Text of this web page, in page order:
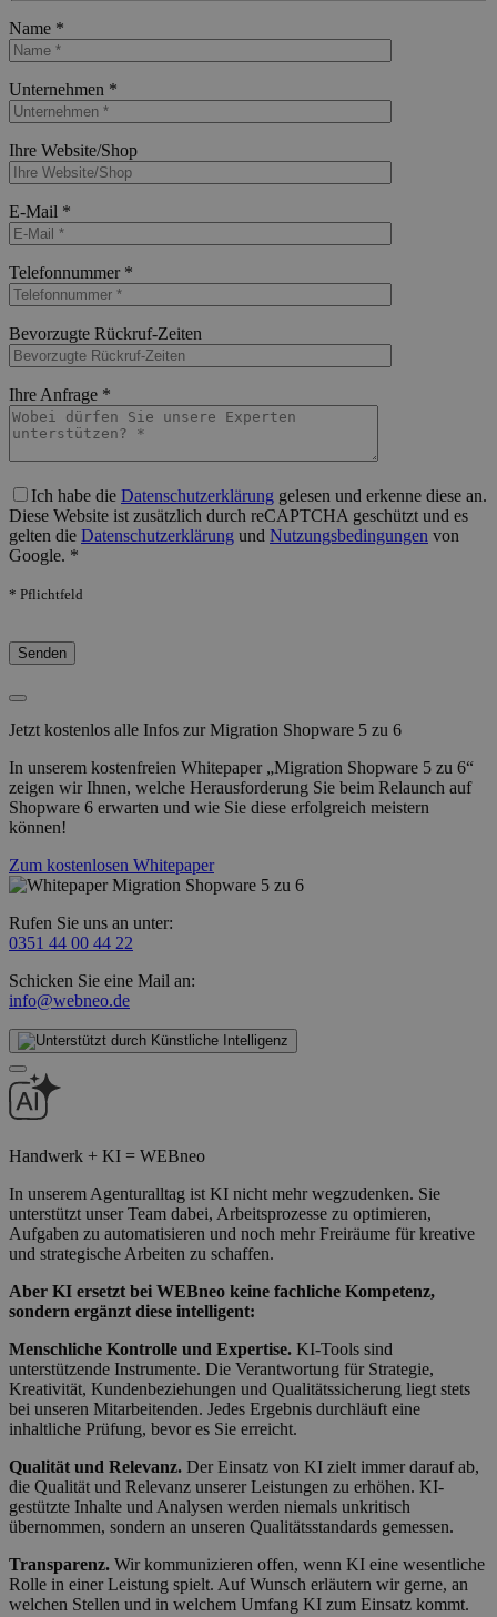
Name *
Unternehmen *
Ihre Website/Shop
E-Mail *
Telefonnummer *
Bevorzugte Rückruf-Zeiten
Ihre Anfrage *
Ich habe die Datenschutzerklärung gelesen und erkenne diese an.
Diese Website ist zusätzlich durch reCAPTCHA geschützt und es
gelten die Datenschutzerklärung und Nutzungsbedingungen von
Google. *
* Pflichtfeld
Jetzt kostenlos alle Infos zur Migration Shopware 5 zu 6
In unserem kostenfreien Whitepaper „Migration Shopware 5 zu 6“
zeigen wir Ihnen, welche Herausforderung Sie beim Relaunch auf
Shopware 6 erwarten und wie Sie diese erfolgreich meistern
können!
Zum kostenlosen Whitepaper
Rufen Sie uns an unter:
0351 44 00 44 22
Schicken Sie eine Mail an:
info@webneo.de
Handwerk + KI = WEBneo
In unserem Agenturalltag ist KI nicht mehr wegzudenken. Sie
unterstützt unser Team dabei, Arbeitsprozesse zu optimieren,
Aufgaben zu automatisieren und noch mehr Freiräume für kreative
und strategische Arbeiten zu schaffen.
Aber KI ersetzt bei WEBneo keine fachliche Kompetenz,
sondern ergänzt diese intelligent:
Menschliche Kontrolle und Expertise. KI-Tools sind
unterstützende Instrumente. Die Verantwortung für Strategie,
Kreativität, Kundenbeziehungen und Qualitätssicherung liegt stets
bei unseren Mitarbeitenden. Jedes Ergebnis durchläuft eine
inhaltliche Prüfung, bevor es Sie erreicht.
Qualität und Relevanz. Der Einsatz von KI zielt immer darauf ab,
die Qualität und Relevanz unserer Leistungen zu erhöhen. KI-
gestützte Inhalte und Analysen werden niemals unkritisch
übernommen, sondern an unseren Qualitätsstandards gemessen.
Transparenz. Wir kommunizieren offen, wenn KI eine wesentliche
Rolle in einer Leistung spielt. Auf Wunsch erläutern wir gerne, an
welchen Stellen und in welchem Umfang KI zum Einsatz kommt.